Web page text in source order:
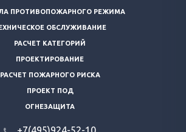
ПРОТИВОПОЖАРНОГО РЕЖИМА
ОБСЛУЖИВАНИЕ
РАСЧЕТ КАТЕГОРИЙ
ПРОЕКТИРОВАНИЕ
РАСЧЕТ ПОЖАРНОГО РИСКА
ПРОЕКТ ПОД
ОГНЕЗАЩИТА